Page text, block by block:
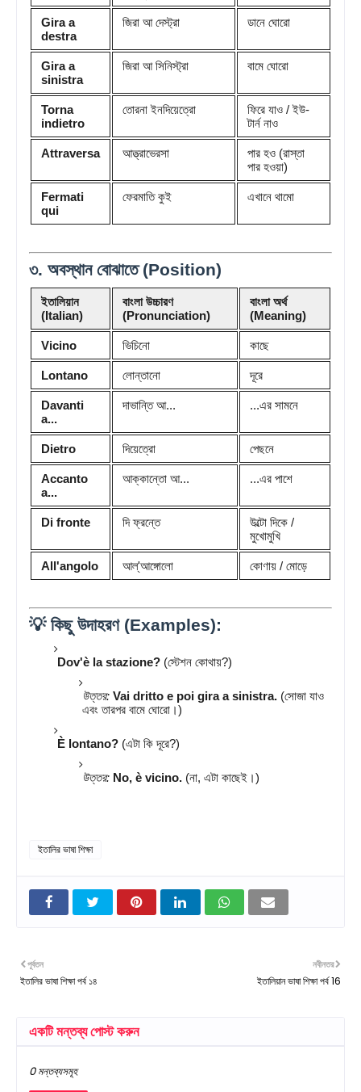
Gira a
destra
জিরা আ দেস্ট্রা ডানে ঘোরো
Gira a
sinistra
জিরা আ সিনিস্ট্রা বামে ঘোরো
Torna
indietro
তোরনা ইনদিয়েত্রো
ফিরে যাও / ইউ-
টার্ন নাও
Attraversa আত্ত্রাভেরসা
পার হও (রাস্তা
পার হওয়া)
Fermati
qui
ফেরমাতি কুই এখানে থামো
৩. অবস্থান বোঝাতে (Position)
ইতালিয়ান
(Italian)
বাংলা উচ্চারণ
(Pronunciation)
বাংলা অর্থ
(Meaning)
Vicino ভিচিনো কাছে
Lontano লোন্তানো দূরে
Davanti
a...
দাভান্তি আ... ...এর সামনে
Dietro দিয়েত্রো পেছনে
Accanto
a...
আক্কান্তো আ... ...এর পাশে
Di fronte দি ফ্রন্তে
উল্টো দিকে /
মুখোমুখি
All'angolo আল্'আঙ্গোলো কোণায় / মোড়ে
💡 কিছু উদাহরণ (Examples):
Dov'è la stazione? (স্টেশন কোথায়?)
উত্তর: Vai dritto e poi gira a sinistra. (সোজা যাও
এবং তারপর বামে ঘোরো।)
È lontano? (এটা কি দূরে?)
উত্তর: No, è vicino. (না, এটা কাছেই।)
ইতালির ভাষা শিক্ষা
নবীনতর
ইতালিয়ান ভাষা শিক্ষা পর্ব 16
পূর্বতন
ইতালির ভাষা শিক্ষা পর্ব ১৪
একটি মন্তব্য পোস্ট করুন
0 মন্তব্যসমূহ